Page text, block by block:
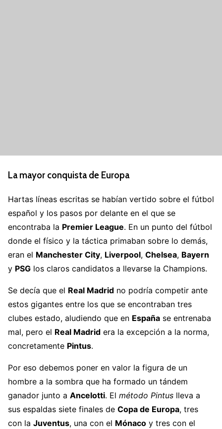
La mayor conquista de Europa
Hartas líneas escritas se habían vertido sobre el fútbol
español y los pasos por delante en el que se
encontraba la Premier League. En un punto del fútbol
donde el físico y la táctica primaban sobre lo demás,
eran el Manchester City, Liverpool, Chelsea, Bayern
y PSG los claros candidatos a llevarse la Champions.
Se decía que el Real Madrid no podría competir ante
estos gigantes entre los que se encontraban tres
clubes estado, aludiendo que en España se entrenaba
mal, pero el Real Madrid era la excepción a la norma,
concretamente Pintus.
Por eso debemos poner en valor la figura de un
hombre a la sombra que ha formado un tándem
ganador junto a Ancelotti. El método Pintus lleva a
sus espaldas siete finales de Copa de Europa, tres
con la Juventus, una con el Mónaco y tres con el